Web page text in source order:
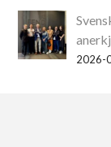
2026-